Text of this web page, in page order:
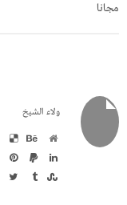
مجانا
ولاء الشيخ